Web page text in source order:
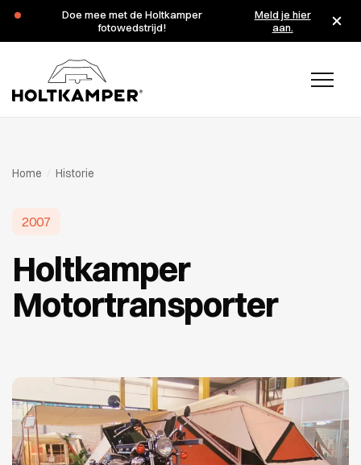
Tijdens de zomervakantie zijn wij op de maandagen 3 en 10
augustus gesloten.
Home Historie
2007
Holtkamper
Motortransporter